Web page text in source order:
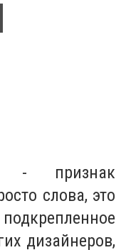
- признак
слова, это
дизайнеров,